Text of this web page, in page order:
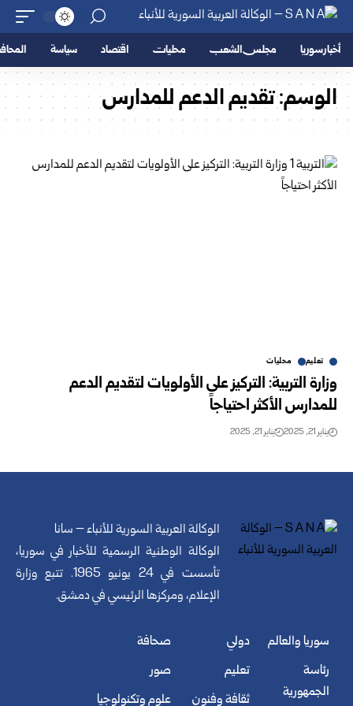
أخبار سوريا مجلس الشعب محليات اقتصاد سياسة
الوسم:تقديم الدعم للمدارس
تعليم محليات
وزارة التربية: التركيز على الأولويات لتقديم الدعم
للمدارس الأكثر احتياجاً
يناير 21, 2025 يناير 21, 2025
الوكالة العربية السورية للأنباء – سانا
الوكالة الوطنية الرسمية للأخبار في سوريا،
تأسست في 24 يونيو 1965. تتبع وزارة
الإعلام، ومركزها الرئيسي في دمشق.
سوريا والعالم
رئاسة
الجمهورية
دولي
تعليم
ثقافة وفنون
صحافة
صور
علوم وتكنولوجيا